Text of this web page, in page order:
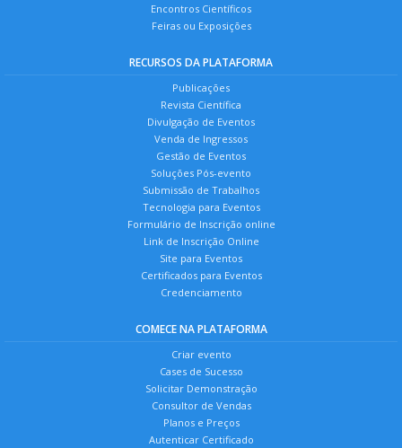
Encontros Científicos
Feiras ou Exposições
RECURSOS DA PLATAFORMA
Publicações
Revista Científica
Divulgação de Eventos
Venda de Ingressos
Gestão de Eventos
Soluções Pós-evento
Submissão de Trabalhos
Tecnologia para Eventos
Formulário de Inscrição online
Link de Inscrição Online
Site para Eventos
Certificados para Eventos
Credenciamento
COMECE NA PLATAFORMA
Criar evento
Cases de Sucesso
Solicitar Demonstração
Consultor de Vendas
Planos e Preços
Autenticar Certificado